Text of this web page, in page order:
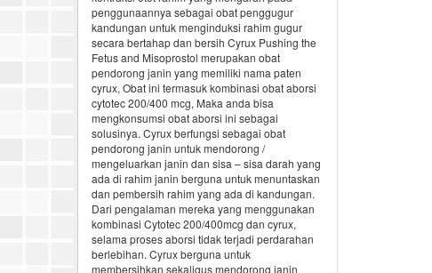
penggunaannya sebagai obat penggugur
kandungan untuk menginduksi rahim gugur
secara bertahap dan bersih Cyrux Pushing the
Fetus and Misoprostol merupakan obat
pendorong janin yang memiliki nama paten
cyrux, Obat ini termasuk kombinasi obat aborsi
cytotec 200/400 mcg, Maka anda bisa
mengkonsumsi obat aborsi ini sebagai
solusinya. Cyrux berfungsi sebagai obat
pendorong janin untuk mendorong /
mengeluarkan janin dan sisa – sisa darah yang
ada di rahim janin berguna untuk menuntaskan
dan pembersih rahim yang ada di kandungan.
Dari pengalaman mereka yang menggunakan
kombinasi Cytotec 200/400mcg dan cyrux,
selama proses aborsi tidak terjadi perdarahan
berlebihan. Cyrux berguna untuk
membersihkan sekaligus mendorong janin